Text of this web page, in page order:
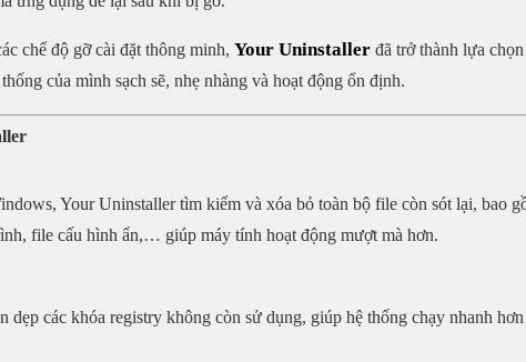
chế độ gỡ cài đặt thông minh, Your Uninstaller đã trở thành lựa chọn
của mình sạch sẽ, nhẹ nhàng và hoạt động ổn định.
Your Uninstaller tìm kiếm và xóa bỏ toàn bộ file còn sót lại, bao
file cấu hình ẩn,… giúp máy tính hoạt động mượt mà hơn.
dẹp các khóa registry không còn sử dụng, giúp hệ thống chạy nhanh